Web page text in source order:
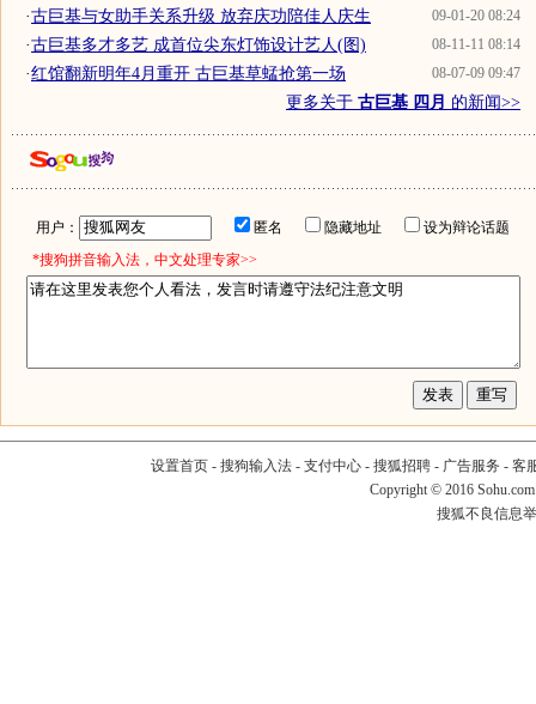
09-01-20 08:24
·古巨基与女助手关系升级 放弃庆功陪佳人庆生
08-11-11 08:14
·古巨基多才多艺 成首位尖东灯饰设计艺人(图)
08-07-09 09:47
·红馆翻新明年4月重开 古巨基草蜢抢第一场
更多关于 古巨基 四月 的新闻>>
用户： 匿名 隐藏地址
设为辩论话题
*搜狗拼音输入法，中文处理专家>>
设置首页- 搜狗输入法- 支付中心- 搜狐招聘- 广告服务 - 客
Copyright © 2016
搜狐不良信息